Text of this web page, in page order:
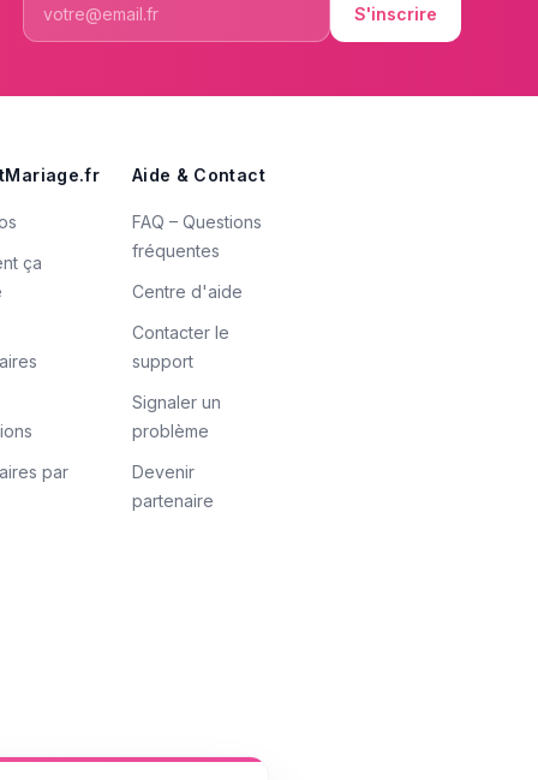
S'inscrire
ça
par
Aide & Contact
FAQ – Questions
fréquentes
Centre d'aide
Contacter le
support
Signaler un
problème
Devenir
partenaire